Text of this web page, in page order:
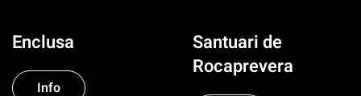
Enclusa
Info
Santuari de
Rocaprevera